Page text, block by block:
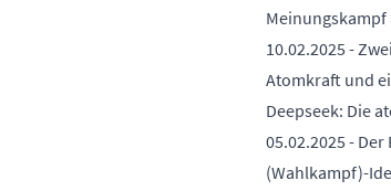
10.02.2025 -
Atomkraft und
Deepseek: Die
05.02.2025 -
(Wahlkampf)-